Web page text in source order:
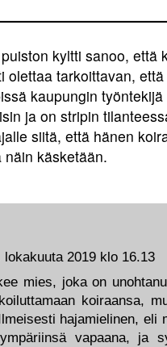
kyltti sanoo, että
olettaa tarkoittavan,
kaupungin
ja on stripin
siitä, että hänen
käsketään.
lokakuuta 2019 klo 16.13
mies, joka on
koiraansa,
hajamielinen, eli
vapaana, ja